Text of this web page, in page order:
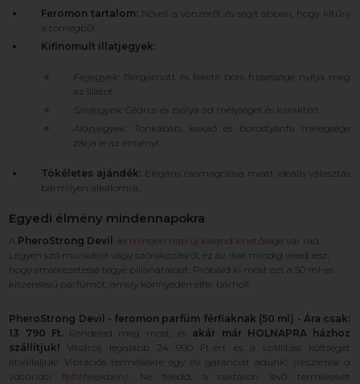
Feromon tartalom: Növeli a vonzerőt és segít abban, hogy kitűnj
a tömegből.
Kifinomult illatjegyek:
Fejjegyek: Bergamott és fekete bors frissessége nyitja meg
az illatot.
Szívjegyek: Cédrus és zsálya ad mélységet és karaktert.
Alapjegyek: Tonkabab, kakaó és borostyánfa melegsége
zárja le az élményt.
Tökéletes ajándék: Elegáns csomagolása miatt ideális választás
bármilyen alkalomra.
Egyedi élmény mindennapokra
A PheroStrong Devil -lel minden nap új kaland lehetősége vár rád.
Legyen szó munkáról vagy szórakozásról, ez az illat mindig veled lesz,
hogy emlékezetessé tegye pillanataidat. Próbáld ki most ezt a 50 ml-es
kiszerelésű parfümöt, amely könnyedén elfér bárhol!
PheroStrong Devil - feromon parfüm férfiaknak (50 ml) - Ára csak:
13 790 Ft. Rendeled meg most, és akár már HOLNAPRA házhoz
szállítjuk! Vásárolj legalább 24 990 Ft-ért és a szállítási költséget
átvállaljuk! Vibrációs termékekre egy év garanciát adunk! (részletek a
vásárlási feltételekben ) . Ne feledd, a raktáron lévő termékeket